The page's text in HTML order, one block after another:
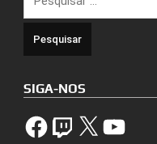
por:
SIGA-NOS
FacebookTwitch X YouTube